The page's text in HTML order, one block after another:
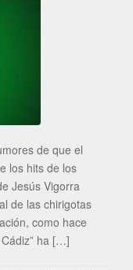
de que el
los hits de los
Jesús Vigorra
de las chirigotas
como hace
ha […]